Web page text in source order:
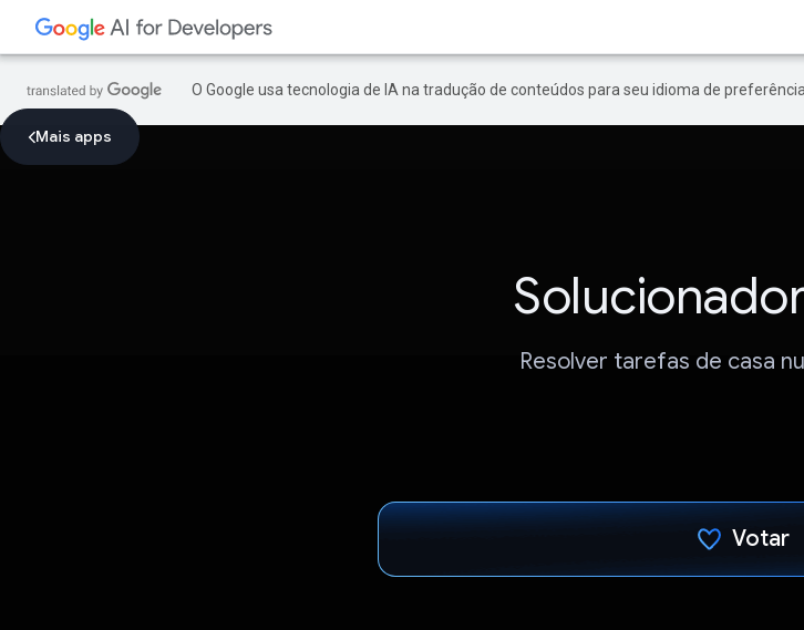
O Google usa tecnologia de IA na tradução de conteúdos para seu idioma de
Mais apps
Resolver tarefas de casa
Votar